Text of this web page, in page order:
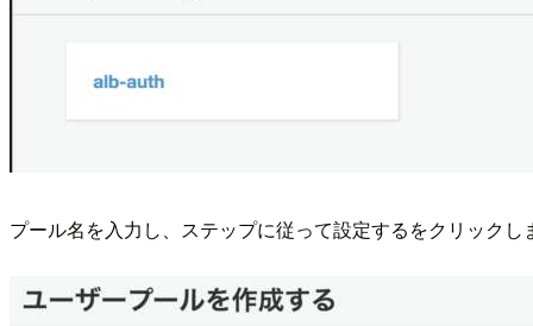
プール名を入力し、ステップに従って設定するをクリックし